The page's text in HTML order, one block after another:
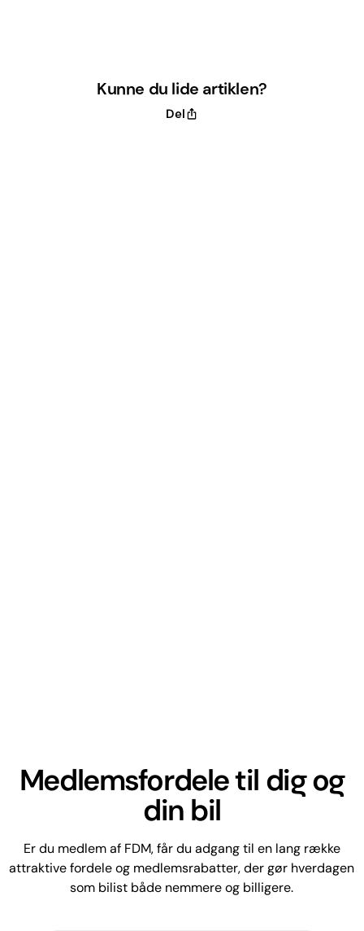
Kunne du lide artiklen?
Del
Medlemsfordele til dig og
din bil
Er du medlem af FDM, får du adgang til en lang række
attraktive fordele og medlemsrabatter, der gør hverdagen
som bilist både nemmere og billigere.